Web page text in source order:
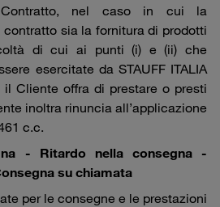
Contratto, nel caso in cui la
sia la fornitura di prodotti
di cui ai punti (i) e (ii) che
esercitate da STAUFF ITALIA
Cliente offra di prestare o presti
inoltra rinuncia all’applicazione
c.c.
- Ritardo nella consegna -
su chiamata
per le consegne e le prestazioni